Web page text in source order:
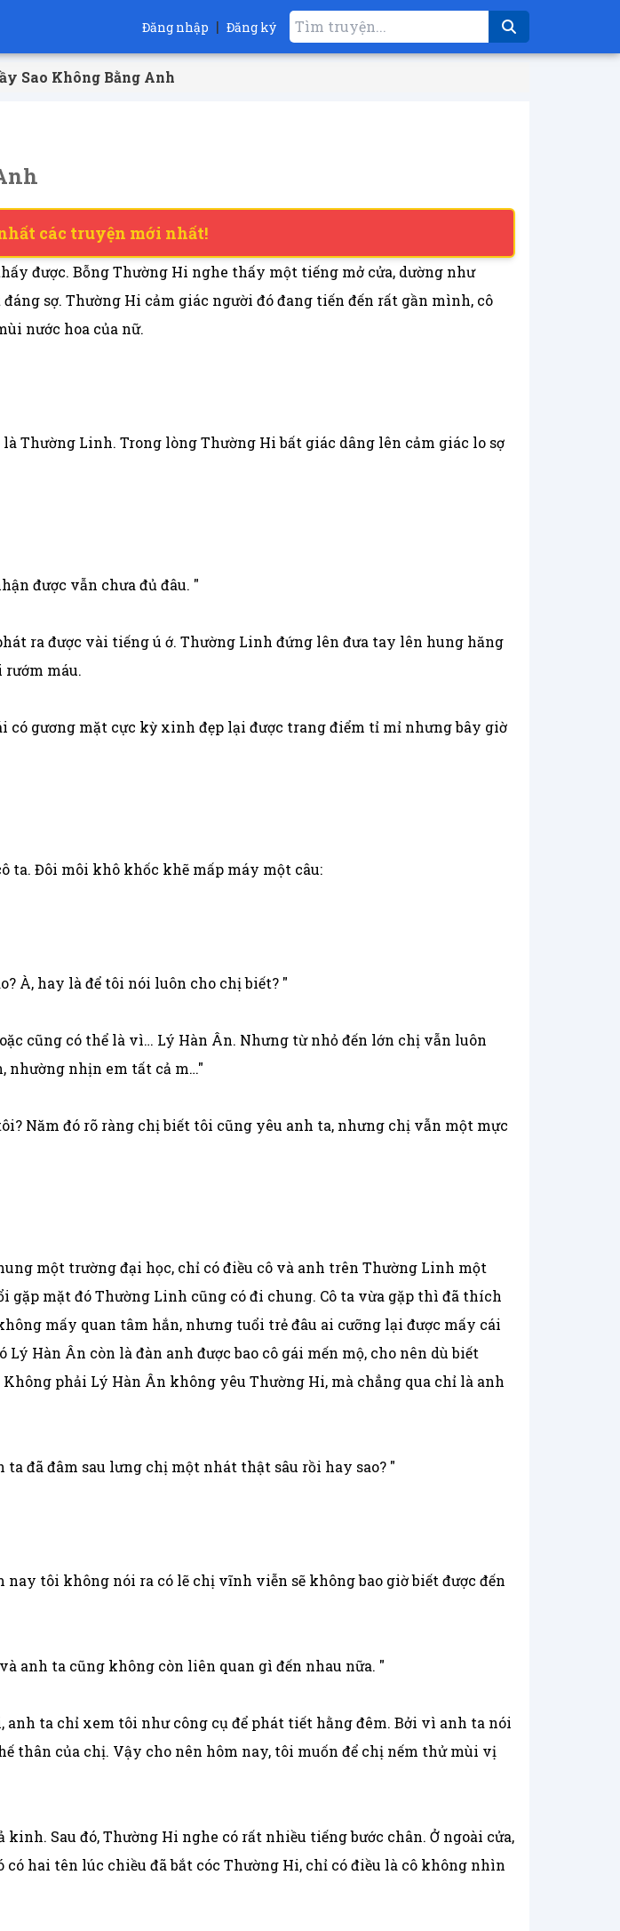
Đăng nhập | Đăng ký
Sao Không Bằng Anh
các truyện mới nhất!
được. Bỗng Thường Hi nghe thấy một tiếng mở cửa, dường như
sợ. Thường Hi cảm giác người đó đang tiến đến rất gần mình, cô
nước hoa của nữ.
Thường Linh. Trong lòng Thường Hi bất giác dâng lên cảm giác lo sợ
được vẫn chưa đủ đâu. "
ra được vài tiếng ú ớ. Thường Linh đứng lên đưa tay lên hung hăng
máu.
gương mặt cực kỳ xinh đẹp lại được trang điểm tỉ mỉ nhưng bây giờ
ta. Đôi môi khô khốc khẽ mấp máy một câu:
À, hay là để tôi nói luôn cho chị biết? "
cũng có thể là vì… Lý Hàn Ân. Nhưng từ nhỏ đến lớn chị vẫn luôn
nhường nhịn em tất cả m…"
Năm đó rõ ràng chị biết tôi cũng yêu anh ta, nhưng chị vẫn một mực
một trường đại học, chỉ có điều cô và anh trên Thường Linh một
gặp mặt đó Thường Linh cũng có đi chung. Cô ta vừa gặp thì đã thích
mấy quan tâm hắn, nhưng tuổi trẻ đâu ai cưỡng lại được mấy cái
Hàn Ân còn là đàn anh được bao cô gái mến mộ, cho nên dù biết
phải Lý Hàn Ân không yêu Thường Hi, mà chẳng qua chỉ là anh
đã đâm sau lưng chị một nhát thật sâu rồi hay sao? "
tôi không nói ra có lẽ chị vĩnh viễn sẽ không bao giờ biết được đến
anh ta cũng không còn liên quan gì đến nhau nữa. "
ta chỉ xem tôi như công cụ để phát tiết hằng đêm. Bởi vì anh ta nói
thân của chị. Vậy cho nên hôm nay, tôi muốn để chị nếm thử mùi vị
Sau đó, Thường Hi nghe có rất nhiều tiếng bước chân. Ở ngoài cửa,
hai tên lúc chiều đã bắt cóc Thường Hi, chỉ có điều là cô không nhìn